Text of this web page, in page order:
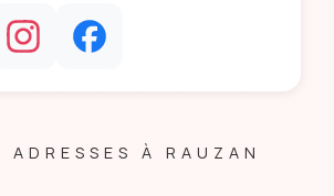
ADRESSES À RAUZAN